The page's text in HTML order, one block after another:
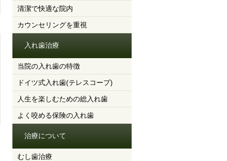
清潔で快適な院内
カウンセリングを重視
入れ歯治療
当院の入れ歯の特徴
ドイツ式入れ歯(テレスコープ)
人生を楽しむための総入れ歯
よく咬める保険の入れ歯
治療について
むし歯治療